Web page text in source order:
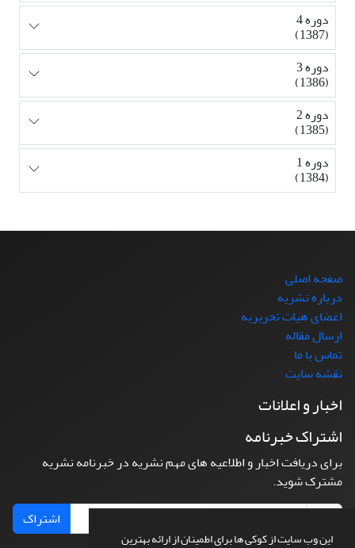
این وب سایت از کوکی ها برای اطمینان از ارائه بهترین
دوره 4
(1387)
دوره 3
(1386)
دوره 2
(1385)
دوره 1
(1384)
صفحه اصلی
درباره نشریه
اعضای هیات تحریریه
ارسال مقاله
تماس با ما
نقشه سایت
اخبار و اعلانات
اشتراک خبرنامه
برای دریافت اخبار و اطلاعیه های مهم نشریه در خبرنامه نشریه
مشترک شوید.
اشتراک